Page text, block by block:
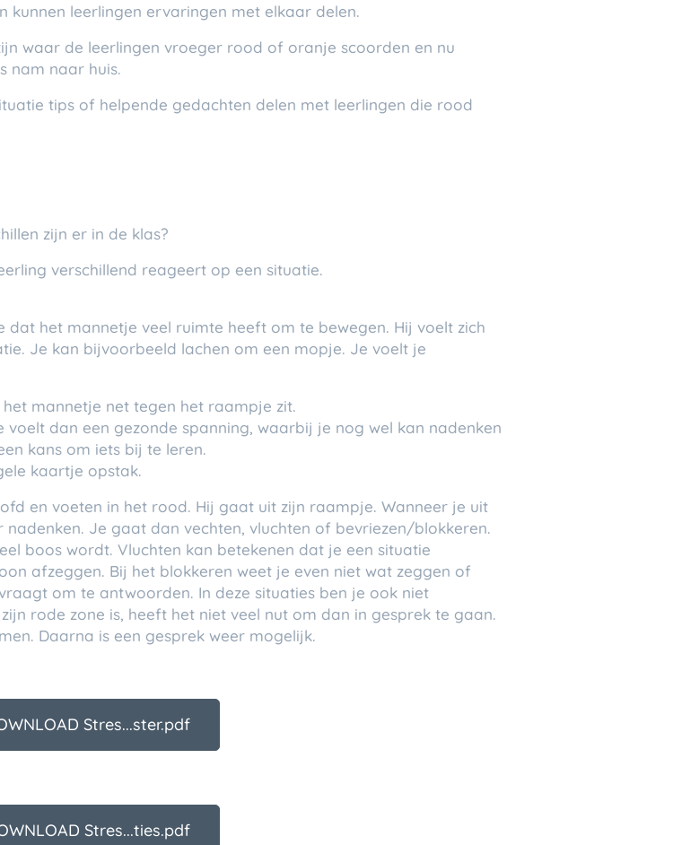
leerlingen ervaringen met elkaar delen.
waar de leerlingen vroeger rood of oranje scoorden en nu
nam naar huis.
tips of helpende gedachten delen met leerlingen die rood
zijn er in de klas?
verschillend reageert op een situatie.
het mannetje veel ruimte heeft om te bewegen. Hij voelt zich
Je kan bijvoorbeeld lachen om een mopje. Je voelt je
mannetje net tegen het raampje zit.
dan een gezonde spanning, waarbij je nog wel kan nadenken
kans om iets bij te leren.
kaartje opstak.
en voeten in het rood. Hij gaat uit zijn raampje. Wanneer je uit
Je gaat dan vechten, vluchten of bevriezen/blokkeren.
boos wordt. Vluchten kan betekenen dat je een situatie
afzeggen. Bij het blokkeren weet je even niet wat zeggen of
om te antwoorden. In deze situaties ben je ook niet
rode zone is, heeft het niet veel nut om dan in gesprek te gaan.
Daarna is een gesprek weer mogelijk.
Stres...ster.pdf
Stres...ties.pdf